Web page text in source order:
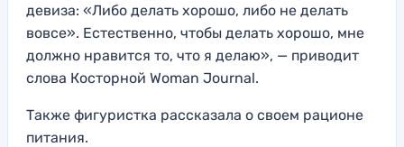
девиза: «Либо делать хорошо, либо не делать
вовсе». Естественно, чтобы делать хорошо, мне
должно нравится то, что я делаю», — приводит
слова Косторной Woman Journal.
Также фигуристка рассказала о своем рационе
питания.